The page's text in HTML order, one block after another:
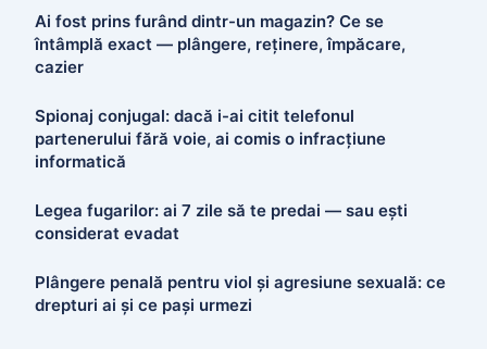
Ai fost prins furând dintr-un magazin? Ce se
întâmplă exact — plângere, reținere, împăcare,
cazier
Spionaj conjugal: dacă i-ai citit telefonul
partenerului fără voie, ai comis o infracțiune
informatică
Legea fugarilor: ai 7 zile să te predai — sau ești
considerat evadat
Plângere penală pentru viol și agresiune sexuală: ce
drepturi ai și ce pași urmezi